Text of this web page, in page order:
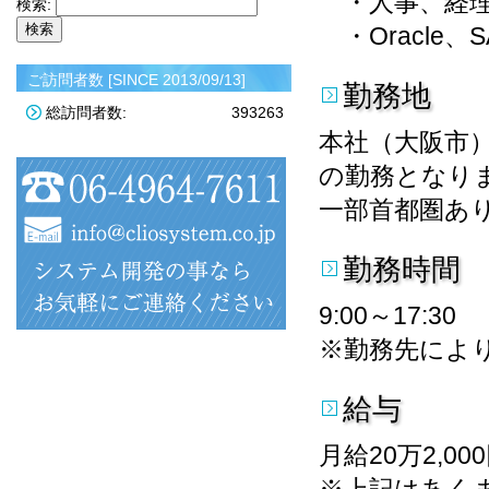
検索:
ご訪問者数 [SINCE 2013/09/13]
393263
総訪問者数:
・Oracle、
勤務地
本社（大阪市
の勤務となり
一部首都圏あ
勤務時間
9:00～17:30
※勤務先によ
給与
月給20万